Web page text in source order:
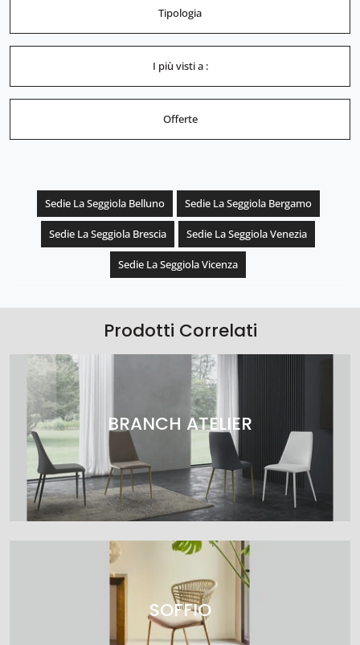
Tipologia
I più visti a :
Offerte
Sedie La Seggiola Belluno Sedie La Seggiola Bergamo
Sedie La Seggiola Brescia Sedie La Seggiola Venezia
Sedie La Seggiola Vicenza
Prodotti Correlati
BRANCH ATELIER
SOFFIO